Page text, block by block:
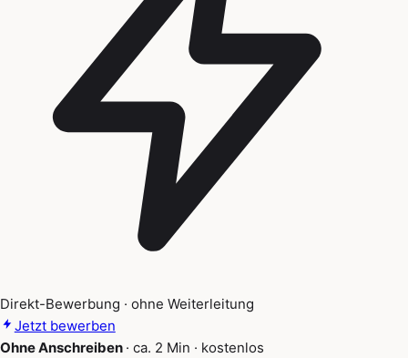
Direkt-Bewerbung · ohne Weiterleitung
Jetzt bewerben
Ohne Anschreiben · ca. 2 Min · kostenlos